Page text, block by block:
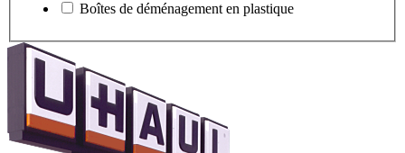
Boîtes de déménagement en plastique